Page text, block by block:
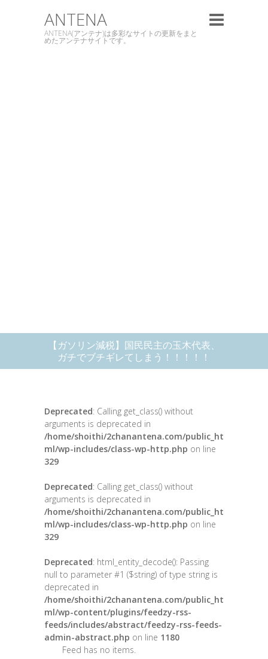
ANTENA
ANTENA(アンテナ)は多彩なサイトの更新をまと
めたアンテナサイトです。
【ガソリン減税】国民民主の玉木代表、
ガチでブチギレてしまう！！！！！
Deprecated: Calling get_class() without
arguments is deprecated in
/home/shoithi/2chanantena.com/public_ht
ml/wp-includes/class-wp-http.php on line
329
Deprecated: Calling get_class() without
arguments is deprecated in
/home/shoithi/2chanantena.com/public_ht
ml/wp-includes/class-wp-http.php on line
329
Deprecated: html_entity_decode(): Passing
null to parameter #1 ($string) of type string is
deprecated in
/home/shoithi/2chanantena.com/public_ht
ml/wp-content/plugins/feedzy-rss-
feeds/includes/abstract/feedzy-rss-feeds-
admin-abstract.php on line 1180
Feed has no items.